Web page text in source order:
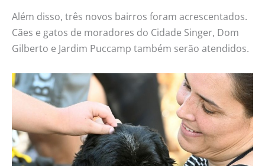
Além disso, três novos bairros foram acrescentados.
Cães e gatos de moradores do Cidade Singer, Dom
Gilberto e Jardim Puccamp também serão atendidos.